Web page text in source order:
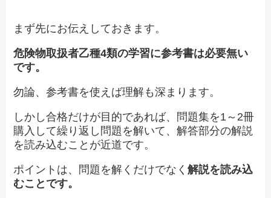
まず先にお伝えしておきます。
危険物取扱者乙種4類の学習に参考書は必要無い
です。
勿論、参考書を使えば理解も深まります。
しかし合格だけが目的であれば、問題集を1～2冊
購入して繰り返し問題を解いて、解答部分の解説
を読み込むことが近道です。
ポイントは、問題を解くだけでなく解説を読み込
むことです。